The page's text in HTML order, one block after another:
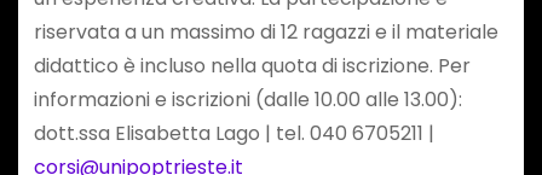
riservata a un massimo di 12 ragazzi e il materiale
didattico è incluso nella quota di iscrizione. Per
informazioni e iscrizioni (dalle 10.00 alle 13.00):
dott.ssa Elisabetta Lago | tel. 040 6705211 |
corsi@unipoptrieste.it